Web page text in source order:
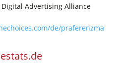
Adver­ti­sing Alli­ance
de/praferenzma